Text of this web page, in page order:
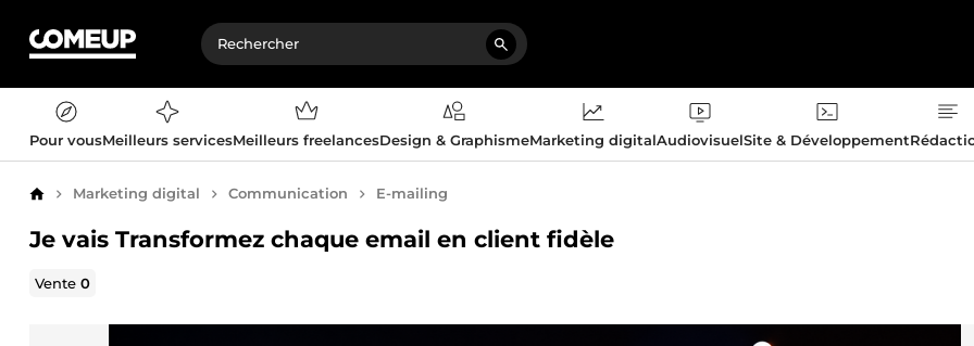
Pour vousMeilleurs servicesMeilleurs freelancesDesign & GraphismeMarketing digitalAudiovisuelSite & Développement
AccueilMarketing digital Communication E-mailing
Je vais Transformez chaque email en client fidèle
Vente0